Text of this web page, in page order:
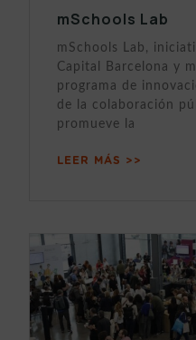
mSchools Lab
mSchools Lab,
Capital Barcelona y
programa de
de la colaboración
promueve la
LEER MÁS >>